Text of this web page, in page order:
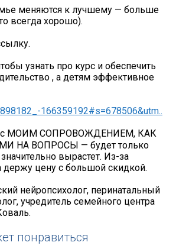
меняются к лучшему — больше
всегда хорошо).
узнать про курс и обеспечить
, а детям эффективное
166359192#s=678506&utm..
с МОИМ СОПРОВОЖДЕНИЕМ, КАК
НА ВОПРОСЫ — будет только
вырастет. Из-за
держу цену с большой скидкой.
нейропсихолог, перинатальный
учредитель семейного центра
понравиться